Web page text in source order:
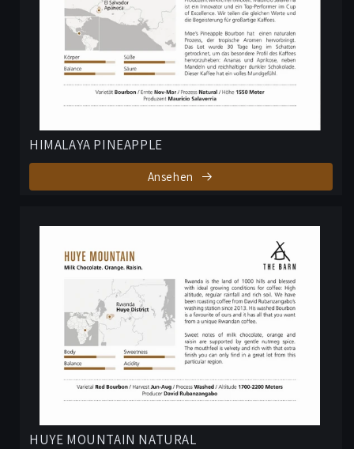
HIMALAYA PINEAPPLE
Ansehen
HUYE MOUNTAIN NATURAL